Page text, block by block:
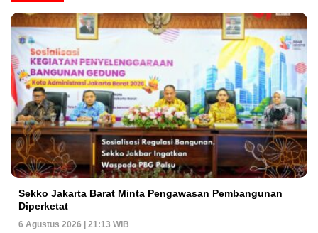
Sekko Jakarta Barat Minta Pengawasan Pembangunan
Diperketat
6 Agustus 2026 | 21:13 WIB